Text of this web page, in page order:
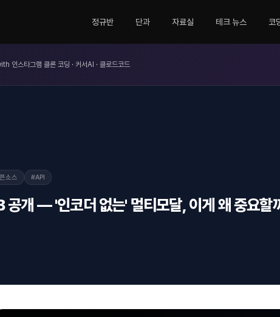
정규반 단과 자료실 테크 뉴스 코
인스타그램 클론 코딩 · 커서AI · 클로드코드
소스 #API
개 — '인코더 없는' 멀티모달, 이게 왜 중요할